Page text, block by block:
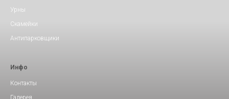
Урны
Скамейки
Антипарковщики
Инфо
Контакты
Галерея